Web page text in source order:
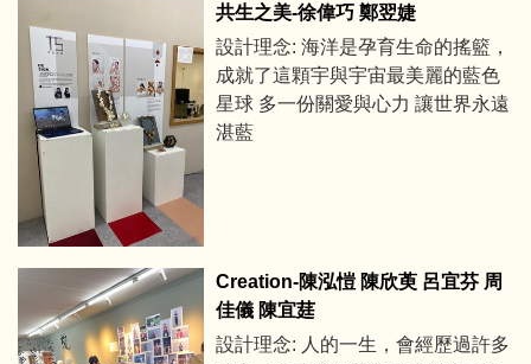
共生之美-徐偉巧 鄭翌婕
設計理念: 海洋是孕育生命的搖籃，
成就了這顆宇與宇宙最美麗的藍色
星球 多一份關愛與心力 讓世界永遠
湛藍
Creation-陳泓愷 陳欣萸 呂宜芬 周
佳儀 陳宜莛
設計理念: 人的一生，會經歷過許多